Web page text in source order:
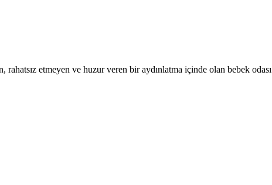
rahatsız etmeyen ve huzur veren bir aydınlatma içinde olan bebek